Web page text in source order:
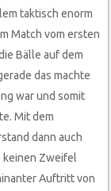
taktisch enorm
Match vom ersten
Bälle auf dem
das machte
war und somit
Mit dem
dann auch
keinen Zweifel
Auftritt von